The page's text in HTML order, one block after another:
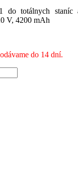
do totálnych staníc
V, 4200 mAh
do 14 dní.